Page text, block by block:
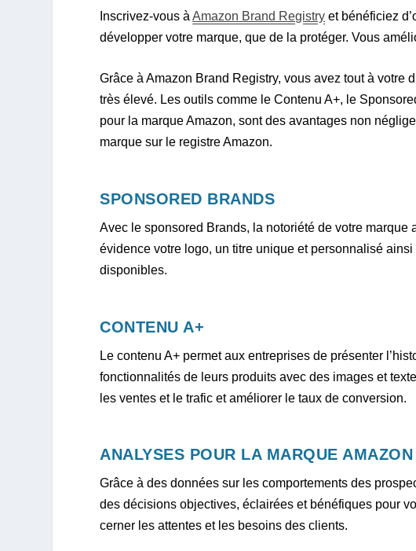
Inscrivez-vous àAmazon Brand Registry et bénéficiez
développer votre marque, que de la protéger. Vous
Grâce à Amazon Brand Registry, vous avez tout à votre
très élevé. Les outils comme le Contenu A+, le
pour la marque Amazon, sont des avantages non
marque sur le registre Amazon.
SPONSORED BRANDS
Avec le sponsored Brands, la notoriété de votre marque
évidence votre logo, un titre unique et personnalisé
disponibles.
CONTENU A+
Le contenu A+ permet aux entreprises de présenter
fonctionnalités de leurs produits avec des images et
les ventes et le trafic et améliorer le taux de conversion.
ANALYSES POUR LA MARQUE AMAZON
Grâce à des données sur les comportements des
des décisions objectives, éclairées et bénéfiques pour
cerner les attentes et les besoins des clients.